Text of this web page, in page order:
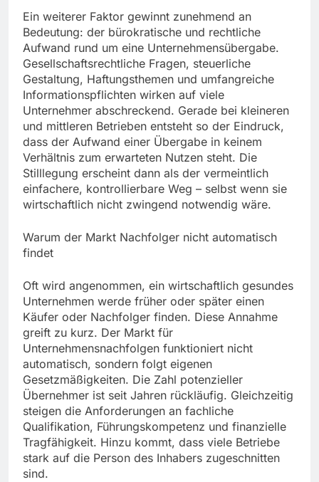
Ein weiterer Faktor gewinnt zunehmend an
Bedeutung: der bürokratische und rechtliche
Aufwand rund um eine Unternehmensübergabe.
Gesellschaftsrechtliche Fragen, steuerliche
Gestaltung, Haftungsthemen und umfangreiche
Informationspflichten wirken auf viele
Unternehmer abschreckend. Gerade bei kleineren
und mittleren Betrieben entsteht so der Eindruck,
dass der Aufwand einer Übergabe in keinem
Verhältnis zum erwarteten Nutzen steht. Die
Stilllegung erscheint dann als der vermeintlich
einfachere, kontrollierbare Weg – selbst wenn sie
wirtschaftlich nicht zwingend notwendig wäre.
Warum der Markt Nachfolger nicht automatisch
findet
Oft wird angenommen, ein wirtschaftlich gesundes
Unternehmen werde früher oder später einen
Käufer oder Nachfolger finden. Diese Annahme
greift zu kurz. Der Markt für
Unternehmensnachfolgen funktioniert nicht
automatisch, sondern folgt eigenen
Gesetzmäßigkeiten. Die Zahl potenzieller
Übernehmer ist seit Jahren rückläufig. Gleichzeitig
steigen die Anforderungen an fachliche
Qualifikation, Führungskompetenz und finanzielle
Tragfähigkeit. Hinzu kommt, dass viele Betriebe
stark auf die Person des Inhabers zugeschnitten
sind.